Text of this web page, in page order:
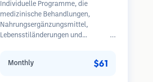
Individuelle Programme, die
medizinische Behandlungen,
Nahrungsergänzungsmittel,
Lebensstiländerungen und
Haarausfalls kombinieren.
Monthly $61